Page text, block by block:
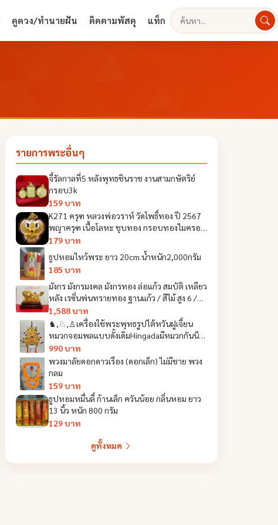
ดูดวง/ทำนายฝัน ติดตามพัสดุ แท็ก
ค้นหา
รายการพระอื่นๆ
จี้รัลกาลที่5 หลังพุทธชินราช งานสามกษัตริย์
กรอบ3k
159 บาท
K271 ครุฑ หลวงพ่อวราห์ วัดโพธิ์ทอง ปี 2567
พญาครุฑ เนื้อโลหะ ชุบทอง กรอบทองไมครอน
ขนาด 4x3.5 cm
179 บาท
ธูปหอมไหว้พระ ยาว 20cm.น้ำหนัก2,000กรัม
185 บาท
มังกร มังกรมงคล มังกรทอง ล่อแก้ว สมบัติ เหลียว
หลัง เรซิ่นพ่นทรายทอง ฐานแก้ว / สีไม้ สูง 6 /
10 นิ้ว
1,588 บาท
♞,♘,♙เครื่องใช้พระพุทธรูปไต้หวันฝูเจี้ยน
หมวกจอมพลแบบดั้งเดิมHingadaมีหมวกกันน็
อกหมวกกันน็อกของพระเจ้า
990 บาท
พวงมาลัยดอกดาวเรือง (ดอกเล็ก) ไม่มีชาย พวง
กลม
159 บาท
ธูปหอมหมื่นลี้ ก้านเล็ก ควันน้อย กลิ่นหอม ยาว
13 นิ้ว หนัก 800 กรัม
129 บาท
ดูทั้งหมด